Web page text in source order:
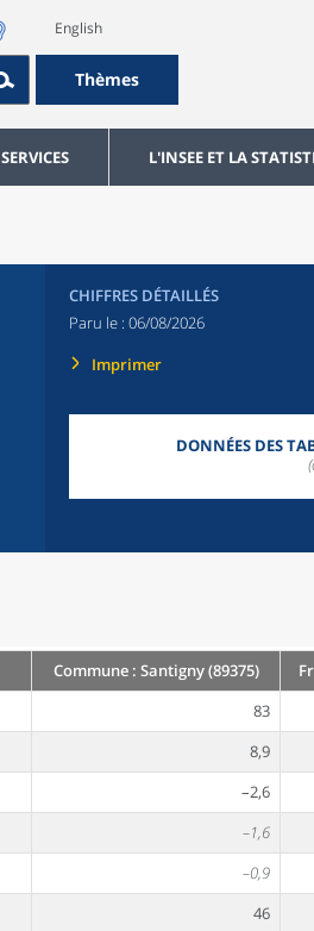
English
Thèmes
SERVICES L'INSEE ET LA
CHIFFRES DÉTAILLÉS
Paru le : 06/08/2026
Imprimer
DONNÉES DES
Commune : Santigny (89375)
83
8,9
–2,6
–1,6
–0,9
46